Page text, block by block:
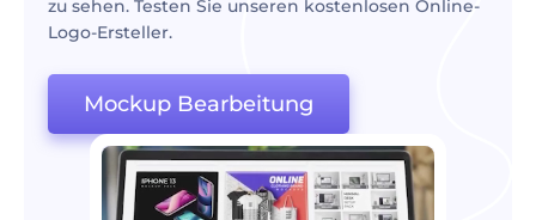
zu sehen. Testen Sie unseren kostenlosen Online-
Logo-Ersteller.
Mockup Bearbeitung